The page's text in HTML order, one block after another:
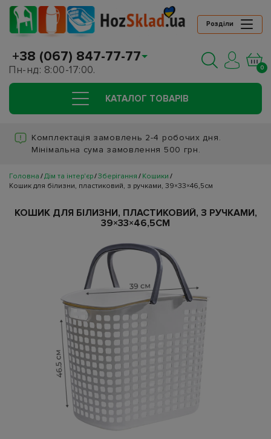
Розділи
+38 (067) 847-77-77
Пн-нд: 8:00-17:00. 0
КАТАЛОГ ТОВАРIВ
Комплектація замовлень 2-4 робочих дня.
Мінімальна сума замовлення 500 грн.
Головна Дім та інтер'єр Зберігання
Кошики
Кошик для білизни, пластиковий, з ручками, 39×33×46,5см
КОШИК ДЛЯ БІЛИЗНИ, ПЛАСТИКОВИЙ, З РУЧКАМИ,
39×33×46,5СМ